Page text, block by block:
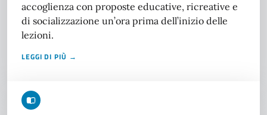
accoglienza con proposte educative, ricreative e
di socializzazione un’ora prima dell’inizio delle
lezioni.
LEGGI DI PIÙ →